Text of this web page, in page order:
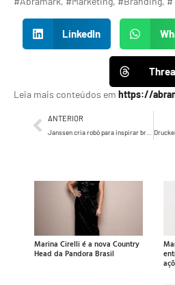
LinkedIn
Leia mais conteúdos em https://
ANTERIOR
Marina Cirelli é a nova Country
Head da Pandora Brasil